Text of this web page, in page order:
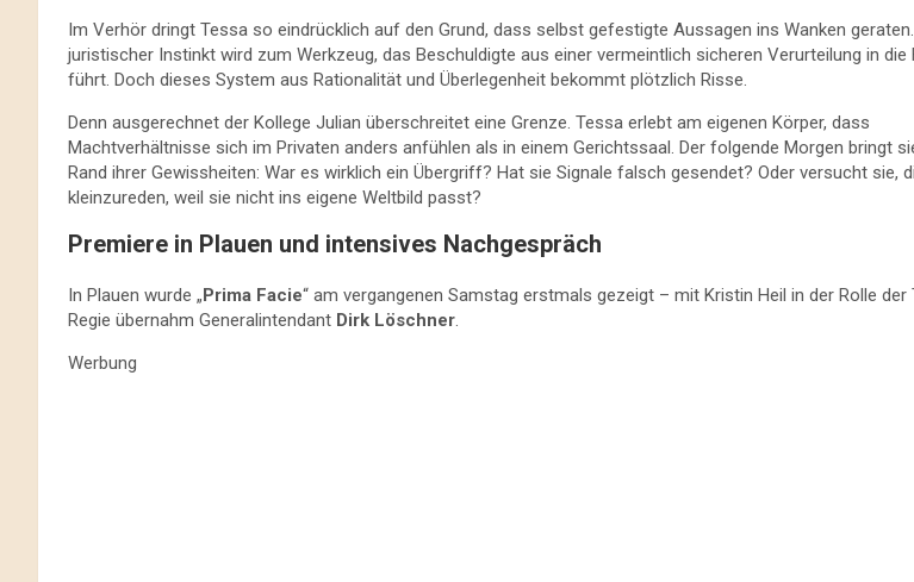
Im Verhör dringt Tessa so eindrücklich auf den Grund, dass selbst gefestigte Aussagen ins Wanken
juristischer Instinkt wird zum Werkzeug, das Beschuldigte aus einer vermeintlich sicheren Verurteilung in die
führt. Doch dieses System aus Rationalität und Überlegenheit bekommt plötzlich Risse.
Denn ausgerechnet der Kollege Julian überschreitet eine Grenze. Tessa erlebt am eigenen Körper, dass
Machtverhältnisse sich im Privaten anders anfühlen als in einem Gerichtssaal. Der folgende Morgen bringt
Rand ihrer Gewissheiten: War es wirklich ein Übergriff? Hat sie Signale falsch gesendet? Oder versucht sie,
kleinzureden, weil sie nicht ins eigene Weltbild passt?
Premiere in Plauen und intensives Nachgespräch
In Plauen wurde „Prima Facie“ am vergangenen Samstag erstmals gezeigt – mit Kristin Heil in der Rolle der
Regie übernahm Generalintendant Dirk Löschner
Werbung